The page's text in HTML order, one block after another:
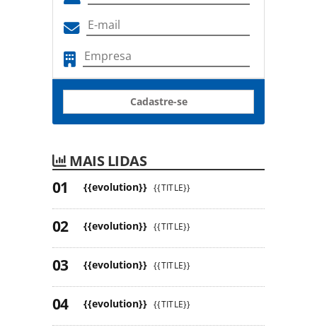
Cadastre-se
MAIS LIDAS
{{evolution}} {{TITLE}}
{{evolution}} {{TITLE}}
{{evolution}} {{TITLE}}
{{evolution}} {{TITLE}}